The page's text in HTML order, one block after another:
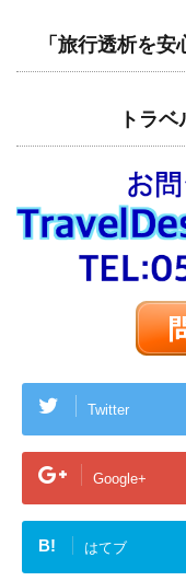
「旅行透析を
トラ
Twitter
Google+
B! はてブ